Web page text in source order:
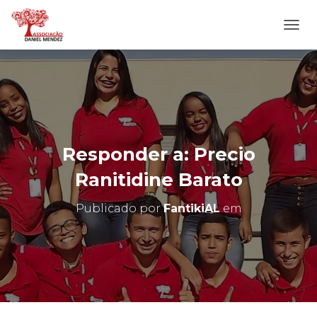
L
T
E
R
N
A
N
A
E
G
O
Responder a: Precio
Ranitidine Barato
Publicado porFantikiALem